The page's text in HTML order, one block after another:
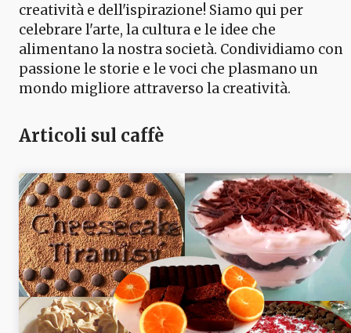
creatività e dell'ispirazione! Siamo qui per
celebrare l'arte, la cultura e le idee che
alimentano la nostra società. Condividiamo con
passione le storie e le voci che plasmano un
mondo migliore attraverso la creatività.
Articoli sul caffè